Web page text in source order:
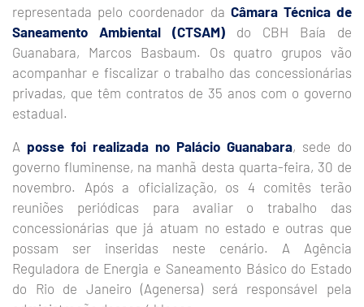
representada pelo coordenador da Câmara Técnica de
Saneamento Ambiental (CTSAM) do CBH Baía de
Guanabara, Marcos Basbaum. Os quatro grupos vão
acompanhar e fiscalizar o trabalho das concessionárias
privadas, que têm contratos de 35 anos com o governo
estadual.
A posse foi realizada no Palácio Guanabara, sede do
governo fluminense, na manhã desta quarta-feira, 30 de
novembro. Após a oficialização, os 4 comitês terão
reuniões periódicas para avaliar o trabalho das
concessionárias que já atuam no estado e outras que
possam ser inseridas neste cenário. A Agência
Reguladora de Energia e Saneamento Básico do Estado
do Rio de Janeiro (Agenersa) será responsável pela